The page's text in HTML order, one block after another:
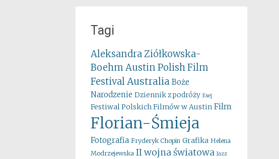
Tagi
Aleksandra Ziółkowska-
Boehm Austin Polish Film
FestivalAustralia Boże
Narodzenie Dziennik z podróży Esej
Festiwal Polskich Filmów w Austin Film
Florian-Śmieja
Fotografia Fryderyk Chopin Grafika Helena
Modrzejewska II wojna światowa Jazz